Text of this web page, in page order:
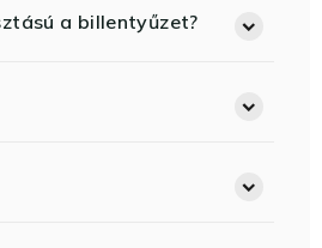
a billentyűzet?